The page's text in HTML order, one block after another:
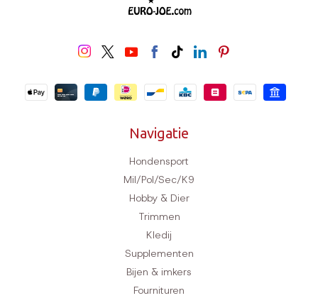
Navigatie
Hondensport
Mil/Pol/Sec/K9
Hobby & Dier
Trimmen
Kledij
Supplementen
Bijen & imkers
Fournituren